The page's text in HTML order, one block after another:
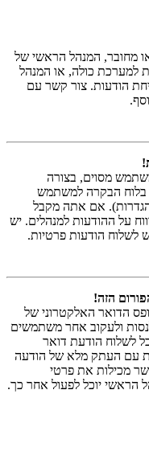
מחובר, המנהל הראשי של
למערכת כולה, או המנהל
הודעות. צור קשר עם
מסוים, בצורה
בלוח הבקרה למשתמש
אם אתה מקבל
על ההודעות למנהלים. יש
הודעות פרטיות.
הזה!
הדואר האלקטרוני של
ולעקוב אחר משתמשים
לשלוח הודעת דואר
עם העתק מלא של הודעה
מכילות את פרטי
יוכל לפעול אחר כך.